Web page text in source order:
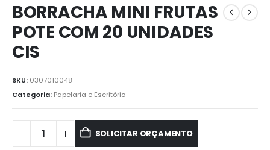
BORRACHA MINI FRUTAS
POTE COM 20 UNIDADES
CIS
SKU: 0307010048
Categoria: Papelaria e Escritório
SOLICITAR ORÇAMENTO